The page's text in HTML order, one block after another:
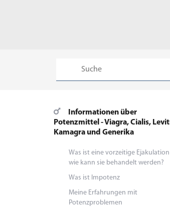
Informationen über
Potenzmittel - Viagra, Cialis,
Kamagra und Generika
Was ist eine vorzeitige
wie kann sie behandelt werden?
Was ist Impotenz
Meine Erfahrungen mit
Potenzproblemen